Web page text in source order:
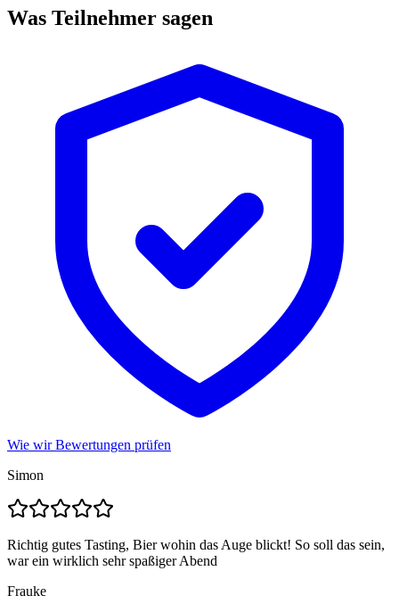
Was Teilnehmer sagen
Wie wir Bewertungen prüfen
Simon
Richtig gutes Tasting, Bier wohin das Auge blickt! So soll das sein,
war ein wirklich sehr spaßiger Abend
Frauke